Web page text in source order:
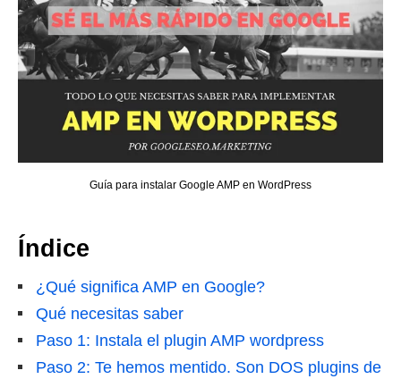
Guía para instalar Google AMP en WordPress
Índice
¿Qué significa AMP en Google?
Qué necesitas saber
Paso 1: Instala el plugin AMP wordpress
Paso 2: Te hemos mentido. Son DOS plugins de